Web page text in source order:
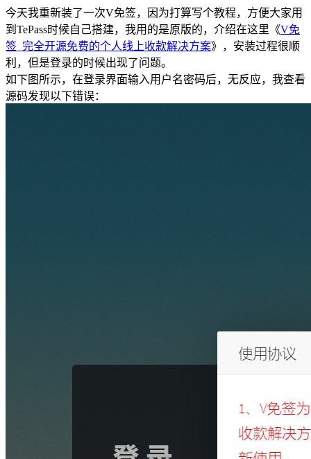
今天我重新装了一次V免签，因为打算写个教程，方便大家用
到TePass时候自己搭建，我用的是原版的，介绍在这里《V免
签_完全开源免费的个人线上收款解决方案》，安装过程很顺
利，但是登录的时候出现了问题。
如下图所示，在登录界面输入用户名密码后，无反应，我查看
源码发现以下错误：